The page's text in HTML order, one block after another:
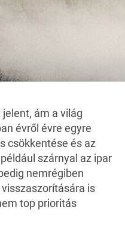
ám a világ
évről évre egyre
csökkentése és az
szárnyal az ipar
nemrégiben
is
top prioritás